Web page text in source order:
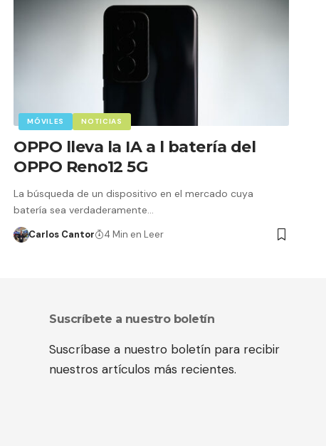
MÓVILES NOTICIAS
OPPO lleva la IA a l batería del
OPPO Reno12 5G
La búsqueda de un dispositivo en el mercado cuya
batería sea verdaderamente…
Carlos Cantor 4 Min en Leer
Suscríbete a nuestro boletín
Suscríbase a nuestro boletín para recibir
nuestros artículos más recientes.